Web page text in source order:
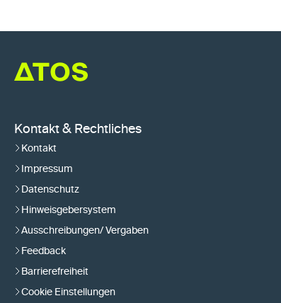
Kontakt & Rechtliches
Kontakt
Impressum
Datenschutz
Hinweisgebersystem
Ausschreibungen/ Vergaben
Feedback
Barrierefreiheit
Cookie Einstellungen